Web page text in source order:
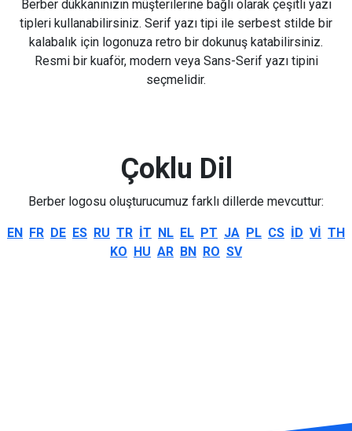
Berber dükkanınızın müşterilerine bağlı olarak çeşitli yazı
tipleri kullanabilirsiniz. Serif yazı tipi ile serbest stilde bir
kalabalık için logonuza retro bir dokunuş katabilirsiniz.
Resmi bir kuaför, modern veya Sans-Serif yazı tipini
seçmelidir.
Çoklu Dil
Berber logosu oluşturucumuz farklı dillerde mevcuttur:
EN FR DE ES RU TR IT NL EL PT JA PL CS ID VI TH
KO HU AR BN RO SV